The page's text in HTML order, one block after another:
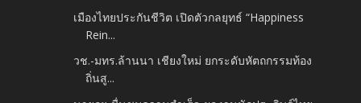
เมืองไทยประกันชีวิต เปิดตัวกลยุทธ์ “Happiness
Rein...
วช.-มทร.ล้านนา เชียงใหม่ ยกระดับหัตถกรรมท้อง
ถิ่นสู...